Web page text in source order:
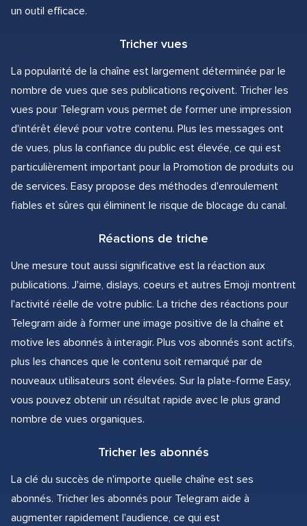
un outil efficace.
Tricher vues
La popularité de la chaîne est largement déterminée par le
nombre de vues que ses publications reçoivent. Tricher les
vues pour Telegram vous permet de former une impression
d'intérêt élevé pour votre contenu. Plus les messages ont
de vues, plus la confiance du public est élevée, ce qui est
particulièrement important pour la Promotion de produits ou
de services. Easy propose des méthodes d'enroulement
fiables et sûres qui éliminent le risque de blocage du canal.
Réactions de triche
Une mesure tout aussi significative est la réaction aux
publications. J'aime, dislays, coeurs et autres Emoji montrent
l'activité réelle de votre public. La triche des réactions pour
Telegram aide à former une image positive de la chaîne et
motive les abonnés à interagir. Plus vos abonnés sont actifs,
plus les chances que le contenu soit remarqué par de
nouveaux utilisateurs sont élevées. Sur la plate-forme Easy,
vous pouvez obtenir un résultat rapide avec le plus grand
nombre de vues organiques.
Tricher les abonnés
La clé du succès de n'importe quelle chaîne est ses
abonnés. Tricher les abonnés pour Telegram aide à
augmenter rapidement l'audience, ce qui est